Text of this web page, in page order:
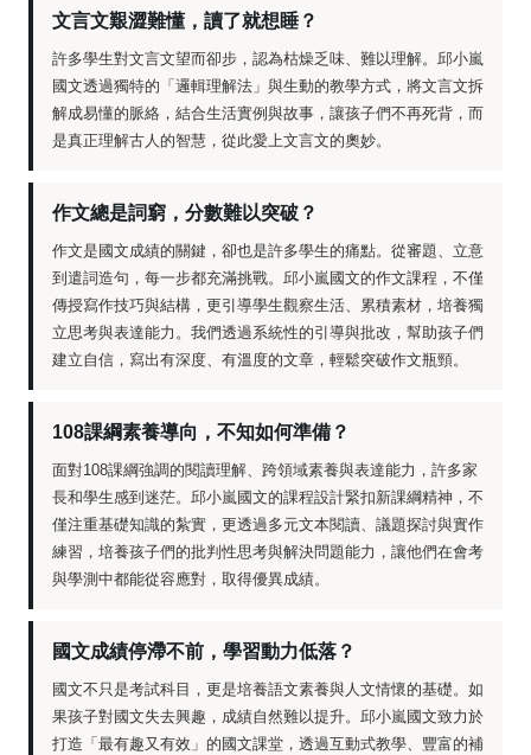
文言文艱澀難懂，讀了就想睡？
許多學生對文言文望而卻步，認為枯燥乏味、難以理解。邱小嵐
國文透過獨特的「邏輯理解法」與生動的教學方式，將文言文拆
解成易懂的脈絡，結合生活實例與故事，讓孩子們不再死背，而
是真正理解古人的智慧，從此愛上文言文的奧妙。
作文總是詞窮，分數難以突破？
作文是國文成績的關鍵，卻也是許多學生的痛點。從審題、立意
到遣詞造句，每一步都充滿挑戰。邱小嵐國文的作文課程，不僅
傳授寫作技巧與結構，更引導學生觀察生活、累積素材，培養獨
立思考與表達能力。我們透過系統性的引導與批改，幫助孩子們
建立自信，寫出有深度、有溫度的文章，輕鬆突破作文瓶頸。
108課綱素養導向，不知如何準備？
面對108課綱強調的閱讀理解、跨領域素養與表達能力，許多家
長和學生感到迷茫。邱小嵐國文的課程設計緊扣新課綱精神，不
僅注重基礎知識的紮實，更透過多元文本閱讀、議題探討與實作
練習，培養孩子們的批判性思考與解決問題能力，讓他們在會考
與學測中都能從容應對，取得優異成績。
國文成績停滯不前，學習動力低落？
國文不只是考試科目，更是培養語文素養與人文情懷的基礎。如
果孩子對國文失去興趣，成績自然難以提升。邱小嵐國文致力於
打造「最有趣又有效」的國文課堂，透過互動式教學、豐富的補